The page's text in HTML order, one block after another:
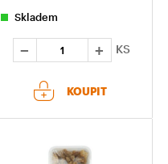
Skladem
KS
KOUPIT